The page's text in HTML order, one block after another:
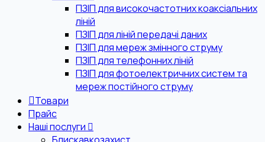
ПЗІП для високочастотних коаксіальних
ліній
ПЗІП для ліній передачі даних
ПЗІП для мереж змінного струму
ПЗІП для телефонних ліній
ПЗІП для фотоелектричних систем та
мереж постійного струму
Товари
Прайс
Наші послуги